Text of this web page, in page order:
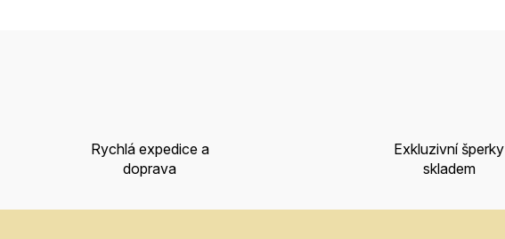
Rychlá expedice a
doprava
Exkluzivní šperky
skladem